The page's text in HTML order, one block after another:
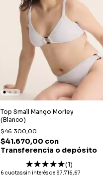
Top Small Mango Morley
(Blanco)
$46.300,00
$41.670,00 con
Transferencia o depósito
(1)
6 cuotas sin interés de $7.716,67